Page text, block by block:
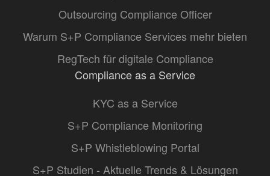
Outsourcing Compliance Officer
Warum S+P Compliance Services mehr bieten
RegTech für digitale Compliance
Compliance as a Service
KYC as a Service
S+P Compliance Monitoring
S+P Whistleblowing Portal
S+P Studien - Aktuelle Trends & Lösungen